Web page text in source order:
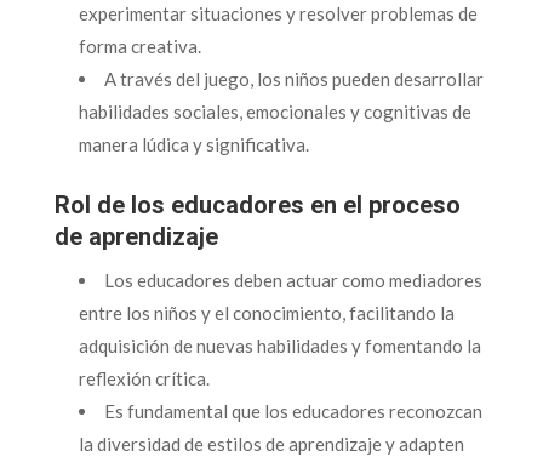
experimentar situaciones y resolver problemas de
forma creativa.
A través del juego, los niños pueden desarrollar
habilidades sociales, emocionales y cognitivas de
manera lúdica y significativa.
Rol de los educadores en el proceso
de aprendizaje
Los educadores deben actuar como mediadores
entre los niños y el conocimiento, facilitando la
adquisición de nuevas habilidades y fomentando la
reflexión crítica.
Es fundamental que los educadores reconozcan
la diversidad de estilos de aprendizaje y adapten